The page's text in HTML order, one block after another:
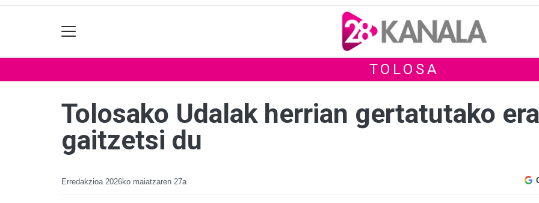
TOLOSA
Tolosako Udalak herrian gertatutako
gaitzetsi du
Erredakzioa 2026ko maiatzaren 27a